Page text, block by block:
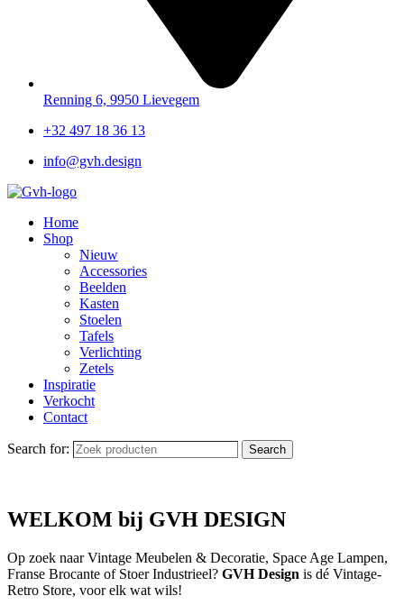
Renning 6, 9950 Lievegem
+32 497 18 36 13
info@gvh.design
Home
Shop
Nieuw
Accessories
Beelden
Kasten
Stoelen
Tafels
Verlichting
Zetels
Inspiratie
Verkocht
Contact
Search for: Search
WELKOM bij GVH DESIGN
Op zoek naar Vintage Meubelen & Decoratie, Space Age Lampen,
Franse Brocante of Stoer Industrieel? GVH Design is dé Vintage-
Retro Store, voor elk wat wils!